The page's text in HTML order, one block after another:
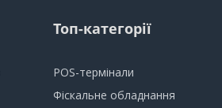
Топ-категорії
POS-термінали
Фіскальне обладнання